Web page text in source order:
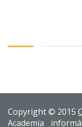
Copyright © 2015
Academia